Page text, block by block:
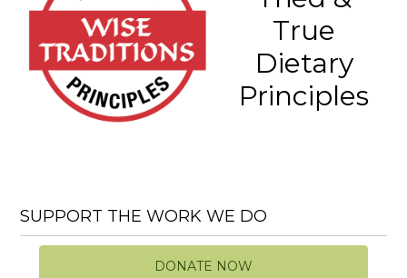
True
Dietary
Principles
SUPPORT THE WORK WE DO
DONATE NOW